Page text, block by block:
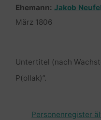
Ehemann: Jakob
März 1806
Untertitel (nach
P(ollak)”.
Personenregister